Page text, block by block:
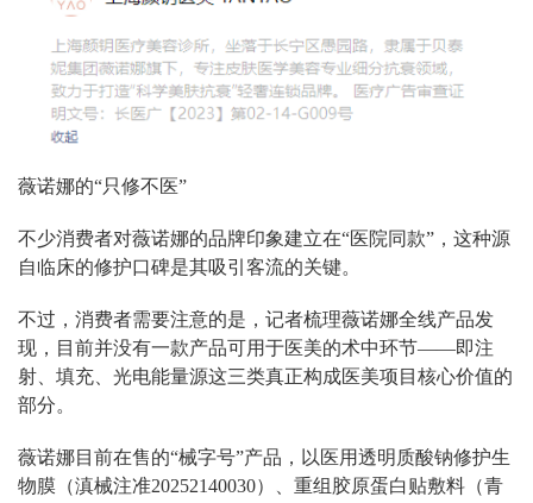
薇诺娜的“只修不医”
不少消费者对薇诺娜的品牌印象建立在“医院同款”，这种源
自临床的修护口碑是其吸引客流的关键。
不过，消费者需要注意的是，记者梳理薇诺娜全线产品发
现，目前并没有一款产品可用于医美的术中环节——即注
射、填充、光电能量源这三类真正构成医美项目核心价值的
部分。
薇诺娜目前在售的“械字号”产品，以 医用透明质酸钠修护生
物膜（滇械注准20252140030）、重组胶原蛋白贴敷料（青